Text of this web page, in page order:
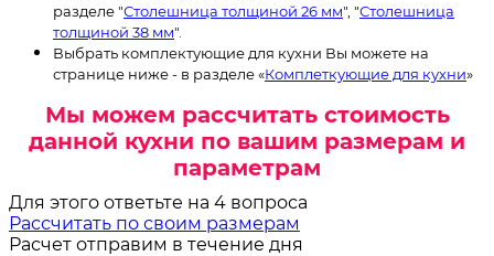
разделе "Столешница толщиной 26 мм", "Столешница
толщиной 38 мм".
Выбрать комплектующие для кухни Вы можете на
странице ниже - в разделе «Комплеткующие для кухни»
Мы можем рассчитать стоимость
данной кухни по вашим размерам и
параметрам
Для этого ответьте на 4 вопроса
Рассчитать по своим размерам
Расчет отправим в течение дня